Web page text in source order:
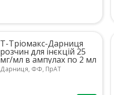
Т-Тріомакс-Дарниця
розчин для інєкцій 25
мг/мл в ампулах по 2 мл
10 шт.
Дарниця, ФФ, ПрАТ